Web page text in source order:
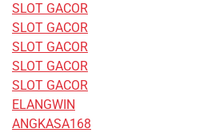
SLOT GACOR
SLOT GACOR
SLOT GACOR
SLOT GACOR
SLOT GACOR
ELANGWIN
ANGKASA168